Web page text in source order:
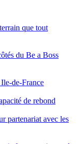
que tout
du Be a Boss
de-France
de rebond
partenariat avec les